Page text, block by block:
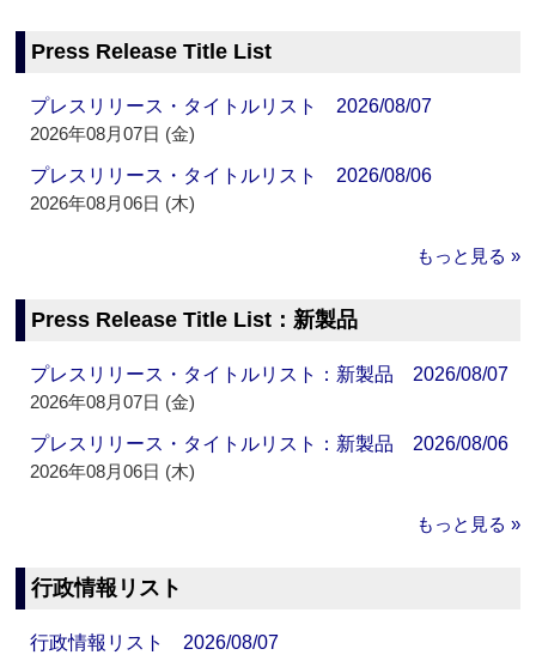
Press Release Title List
プレスリリース・タイトルリスト 2026/08/07
2026年08月07日 (金)
プレスリリース・タイトルリスト 2026/08/06
2026年08月06日 (木)
もっと見る »
Press Release Title List：新製品
プレスリリース・タイトルリスト：新製品 2026/08/07
2026年08月07日 (金)
プレスリリース・タイトルリスト：新製品 2026/08/06
2026年08月06日 (木)
もっと見る »
行政情報リスト
行政情報リスト 2026/08/07